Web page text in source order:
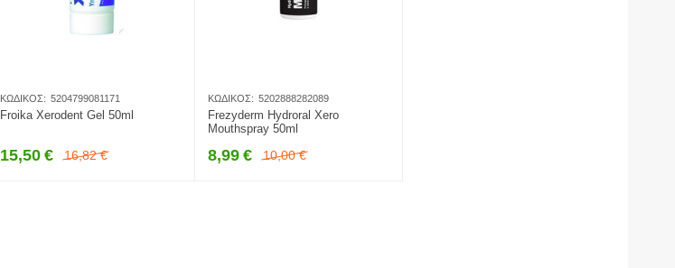
ΚΩΔΙΚΌΣ: 5204799081171
Froika Xerodent Gel 50ml
16,82 €
15,50 €
ΚΩΔΙΚΌΣ: 5202888282089
Frezyderm Hydroral Xero
Mouthspray 50ml
10,00 €
8,99 €